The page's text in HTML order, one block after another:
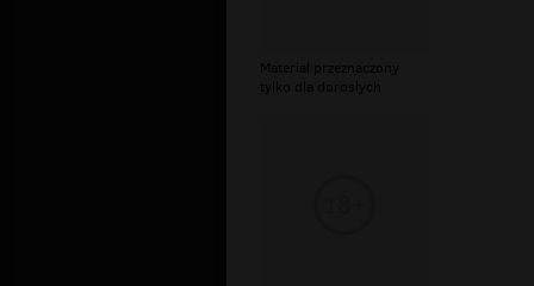
Materiał przeznaczony
tylko dla dorosłych